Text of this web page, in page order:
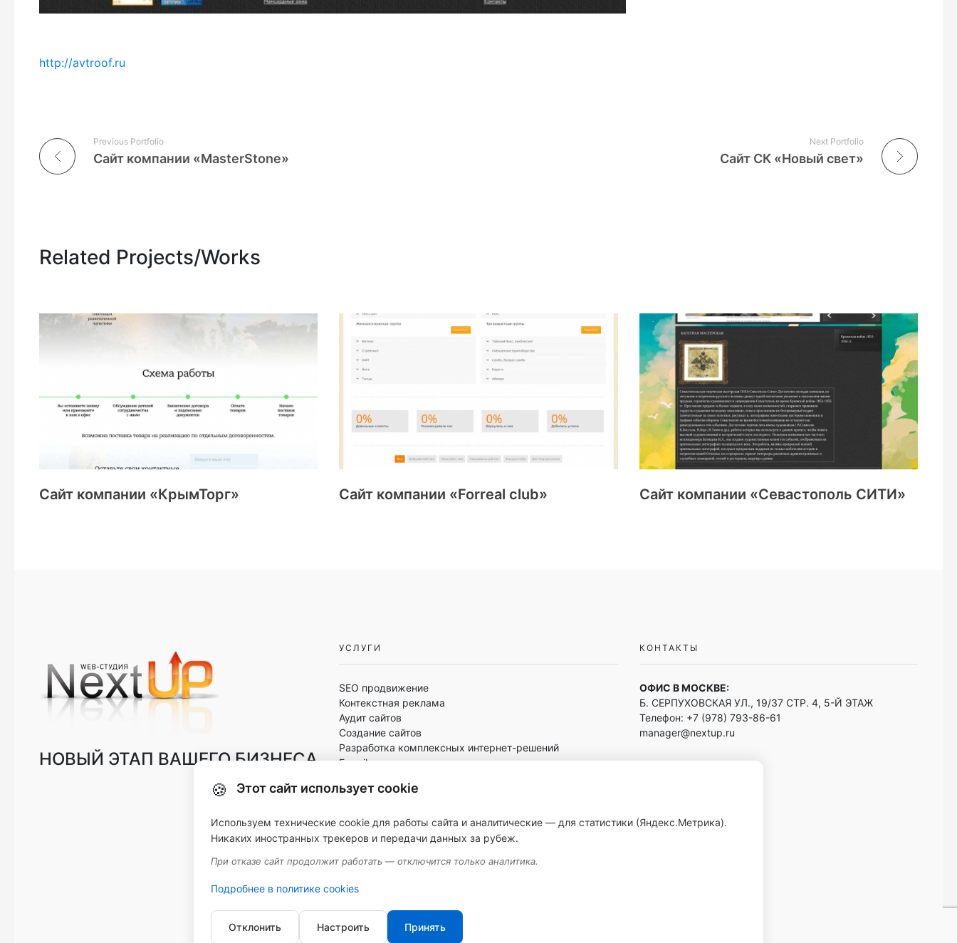
http://avtroof.ru
Previous Portfolio
Сайт компании «MasterStone»
Next Portfolio
Сайт СК «Новый свет»
Related Projects/Works
Сайт компании «КрымТорг» Сайт компании «Forreal club» Сайт компании «Севастополь СИТИ»
НОВЫЙ ЭТАП ВАШЕГО БИЗНЕСА
УСЛУГИ
SEO продвижение
Контекстная реклама
Аудит сайтов
Создание сайтов
Разработка комплексных интернет-решений
E-mail рассылки
SMM
КОНТАКТЫ
ОФИС В МОСКВЕ:
Б. СЕРПУХОВСКАЯ УЛ., 19/37 СТР. 4, 5-Й ЭТАЖ
Телефон: +7 (978) 793-86-61
manager@nextup.ru
🍪 Этот сайт использует cookie
Используем технические cookie для работы сайта и аналитические — для статистики (Яндекс.Метрика).
Никаких иностранных трекеров и передачи данных за рубеж.
При отказе сайт продолжит работать — отключится только аналитика.
Подробнее в политике cookies
Отклонить Настроить Принять